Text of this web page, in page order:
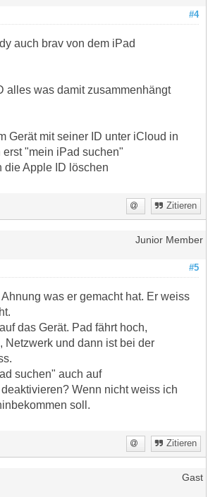
#4
auch brav von dem iPad
alles was damit zusammenhängt
Gerät mit seiner ID unter iCloud in
"mein iPad suchen"
die Apple ID löschen
Zitieren
Junior Member
#5
was er gemacht hat. Er weiss
das Gerät. Pad fährt hoch,
Netzwerk und dann ist bei der
suchen" auch auf
Wenn nicht weiss ich
soll.
Zitieren
Gast